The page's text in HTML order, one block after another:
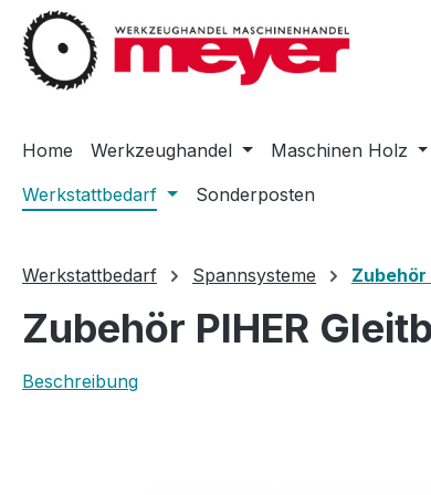
Hauptinhalt springen
Zur Suche springen
Zur Hauptnavigation springen
Home Werkzeughandel Maschinen Holz
Werkstattbedarf
Sonderposten
Werkstattbedarf Spannsysteme
Zubehör PIHER
Beschreibung